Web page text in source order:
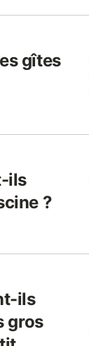
gîtes
ils
?
ils
gros